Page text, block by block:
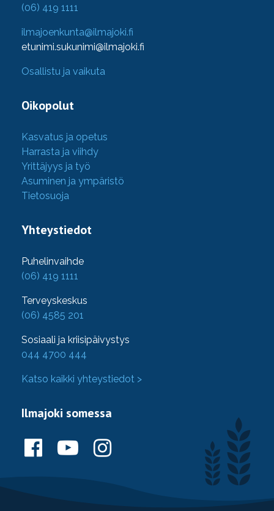
(06) 419 1111
ilmajoenkunta@ilmajoki.fi
etunimi.sukunimi@ilmajoki.fi
Osallistu ja vaikuta
Oikopolut
Kasvatus ja opetus
Harrasta ja viihdy
Yrittäjyys ja työ
Asuminen ja ympäristö
Tietosuoja
Yhteystiedot
Puhelinvaihde
(06) 419 1111
Terveyskeskus
(06) 4585 201
Sosiaali ja kriisipäivystys
044 4700 444
Katso kaikki yhteystiedot >
Ilmajoki somessa